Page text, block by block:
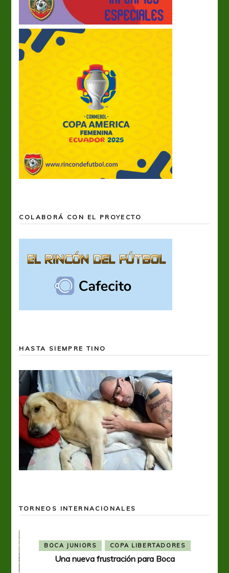
COLABORÁ CON EL PROYECTO
HASTA SIEMPRE TINO
TORNEOS INTERNACIONALES
BOCA JUNIORS COPA LIBERTADORES
Una nueva frustración para Boca